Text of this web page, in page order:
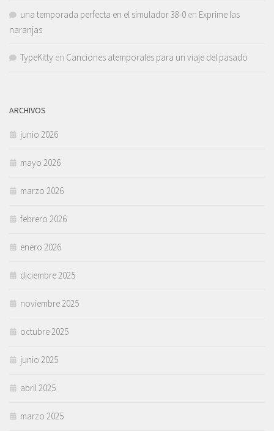
una temporada perfecta en el simulador 38-0 en Exprime las
naranjas
TypeKitty en Canciones atemporales para un viaje del pasado
ARCHIVOS
junio 2026
mayo 2026
marzo 2026
febrero 2026
enero 2026
diciembre 2025
noviembre 2025
octubre 2025
junio 2025
abril 2025
marzo 2025